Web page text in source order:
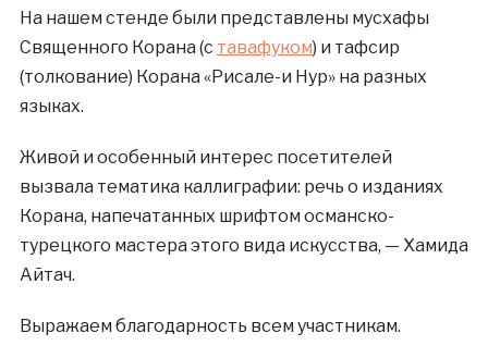
На нашем стенде были представлены мусхафы
Священного Корана (с тавафуком) и тафсир
(толкование) Корана «Рисале-и Нур» на разных
языках.
Живой и особенный интерес посетителей
вызвала тематика каллиграфии: речь о изданиях
Корана, напечатанных шрифтом османско-
турецкого мастера этого вида искусства, — Хамида
Айтач.
Выражаем благодарность всем участникам.